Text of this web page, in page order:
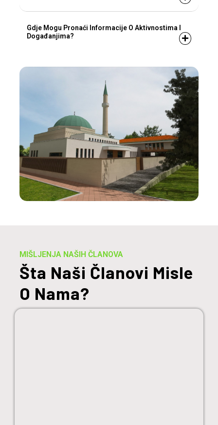
Gdje Mogu Pronaći Informacije O Aktivnostima I
Događanjima?
MIŠLJENJA NAŠIH ČLANOVA
Šta Naši Članovi Misle
O Nama?